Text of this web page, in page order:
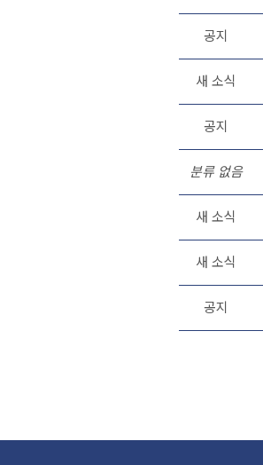
공지
새 소식
공지
분류 없음
새 소식
새 소식
공지